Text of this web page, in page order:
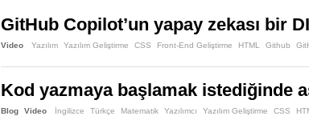
GitHub Copilot’un yapay zekası bir
Video Yazılım Yazılım Geliştirme CSS Front-End Geliştirme HTML Github
Kod yazmaya başlamak istediğinde
Blog Video İngilizce Türkçe Matematik Yazılımcı Yazılım Geliştirme CSS